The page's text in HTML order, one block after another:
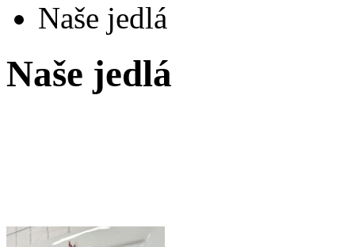
Naše jedlá
Naše jedlá